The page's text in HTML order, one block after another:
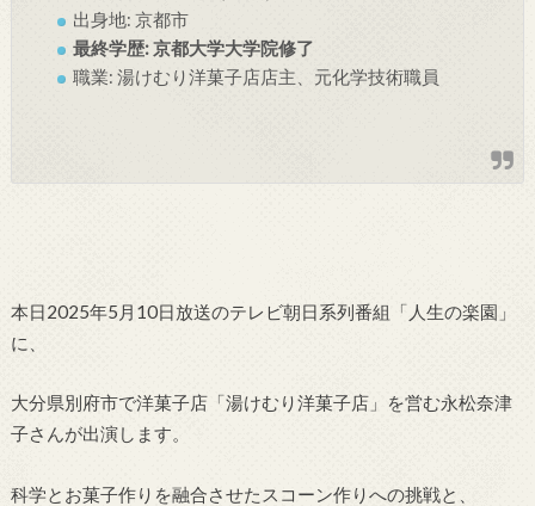
出身地: 京都市
最終学歴: 京都大学大学院修了
職業: 湯けむり洋菓子店店主、元化学技術職員
本日2025年5月10日放送のテレビ朝日系列番組「人生の楽園」
に、
大分県別府市で洋菓子店「湯けむり洋菓子店」を営む永松奈津
子さんが出演します。
科学とお菓子作りを融合させたスコーン作りへの挑戦と、